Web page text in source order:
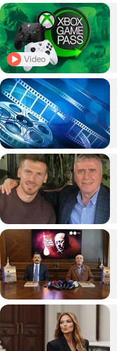
Video